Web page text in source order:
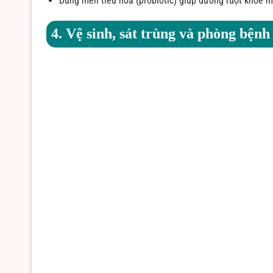
4. Vệ sinh, sát trùng và phòng bệnh